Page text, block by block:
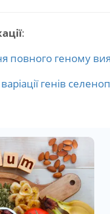
:
повного геному
генів